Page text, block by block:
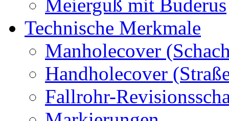
Meierguß mit Buderus
Technische Merkmale
Manholecover
Handholecover
Fallrohr-